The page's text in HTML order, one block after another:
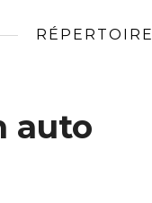
RÉPERTOIRE
auto